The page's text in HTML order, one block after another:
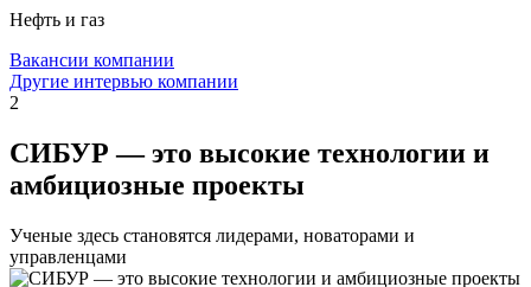
Нефть и газ
Вакансии компании
Другие интервью компании
2
СИБУР — это высокие технологии и
амбициозные проекты
Ученые здесь становятся лидерами, новаторами и
управленцами